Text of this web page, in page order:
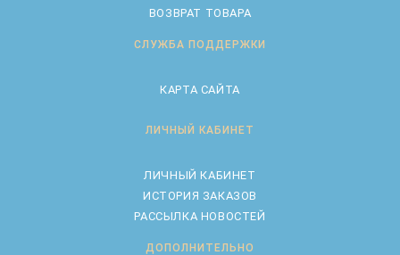
ВОЗВРАТ ТОВАРА
СЛУЖБА ПОДДЕРЖКИ
КАРТА САЙТА
ЛИЧНЫЙ КАБИНЕТ
ЛИЧНЫЙ КАБИНЕТ
ИСТОРИЯ ЗАКАЗОВ
РАССЫЛКА НОВОСТЕЙ
ДОПОЛНИТЕЛЬНО